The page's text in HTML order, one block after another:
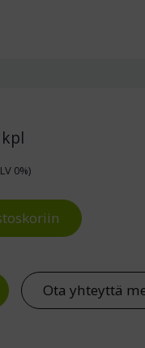
0%)
sähköpöytään
Ota yhteyttä